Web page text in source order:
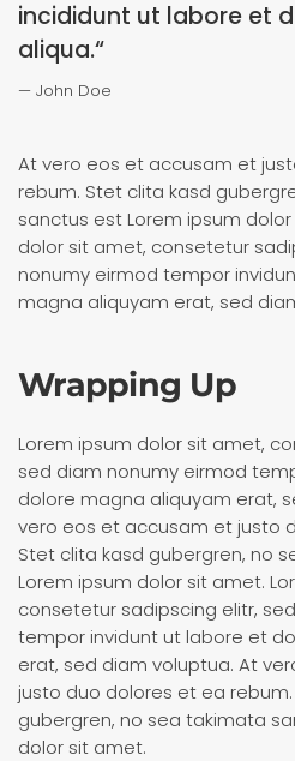
incididunt ut labore et
aliqua.“
John Doe
At vero eos et accusam et
rebum. Stet clita kasd
sanctus est Lorem ipsum
dolor sit amet, consetetur
nonumy eirmod tempor
magna aliquyam erat, sed
Wrapping Up
Lorem ipsum dolor sit amet,
sed diam nonumy eirmod
dolore magna aliquyam erat,
vero eos et accusam et justo
Stet clita kasd gubergren, no
Lorem ipsum dolor sit amet.
consetetur sadipscing elitr,
tempor invidunt ut labore et
erat, sed diam voluptua. At
justo duo dolores et ea
gubergren, no sea takimata
dolor sit amet.